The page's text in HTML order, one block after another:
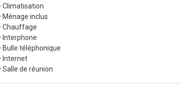
Climatisation
Ménage inclus
Chauffage
Interphone
Bulle téléphonique
Internet
Salle de réunion